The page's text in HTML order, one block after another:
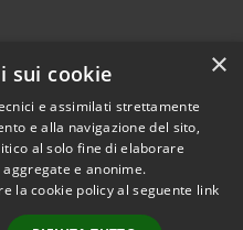
Copyright © 2026 • Comune di
Spoleto • Powered by
×
sui cookie
e assimilati strettamente
e alla navigazione del sito,
al solo fine di elaborare
e anonime.
la cookie policy al seguente link